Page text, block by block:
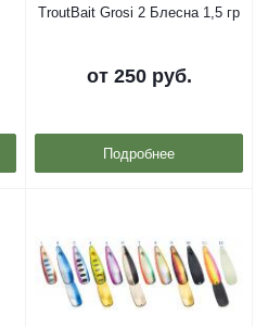
TroutBait Grosi 2 Блесна 1,5 гр
от 250 руб.
Подробнее